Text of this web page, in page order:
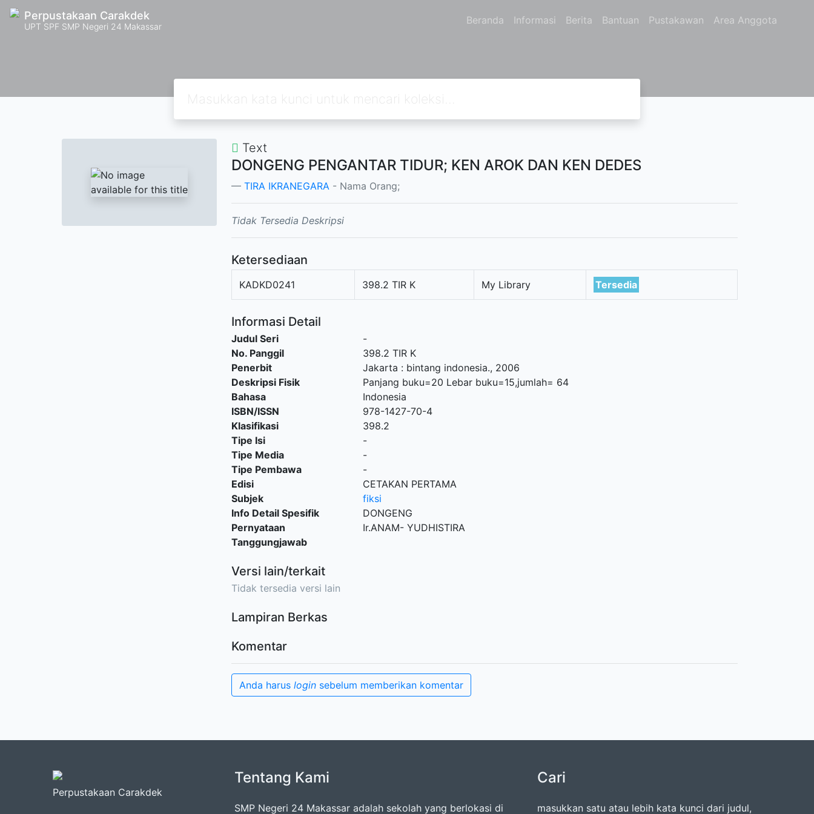
Perpustakaan Carakdek
UPT SPF SMP Negeri 24 Makassar Beranda Informasi Berita Bantuan Pustakawan Area Anggota
Text
DONGENG PENGANTAR TIDUR; KEN AROK DAN KEN DEDES
TIRA IKRANEGARA - Nama Orang;
Tidak Tersedia Deskripsi
Ketersediaan
KADKD0241 398.2 TIR K My Library Tersedia
Informasi Detail
Judul Seri
-
No. Panggil
398.2 TIR K
Penerbit
Jakarta : bintang indonesia., 2006
Deskripsi Fisik
Panjang buku=20 Lebar buku=15,jumlah= 64
Bahasa
Indonesia
ISBN/ISSN
978-1427-70-4
Klasifikasi
398.2
Tipe Isi
-
Tipe Media
-
Tipe Pembawa
-
Edisi
CETAKAN PERTAMA
Subjek
fiksi
Info Detail Spesifik
DONGENG
Pernyataan
Tanggungjawab
Ir.ANAM- YUDHISTIRA
Versi lain/terkait
Tidak tersedia versi lain
Lampiran Berkas
Komentar
Anda harus login sebelum memberikan komentar
Perpustakaan Carakdek
Tentang Kami
SMP Negeri 24 Makassar adalah sekolah yang berlokasi di
Cari
masukkan satu atau lebih kata kunci dari judul,